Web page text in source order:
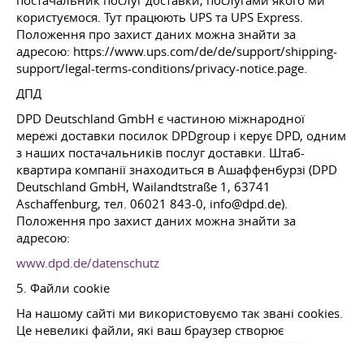
користуємося. Тут працюють UPS та UPS Express.
Положення про захист даних можна знайти за
адресою: https://www.ups.com/de/de/support/shipping-
support/legal-terms-conditions/privacy-notice.page.
ДПД
DPD Deutschland GmbH є частиною міжнародної
мережі доставки посилок DPDgroup і керує DPD, одним
з наших постачальників послуг доставки. Штаб-
квартира компанії знаходиться в Ашаффенбурзі (DPD
Deutschland GmbH, Wailandtstraße 1, 63741
Aschaffenburg, тел. 06021 843-0, info@dpd.de).
Положення про захист даних можна знайти за
адресою:
www.dpd.de/datenschutz
5. Файли cookie
На нашому сайті ми використовуємо так звані cookies.
Це невеликі файли, які ваш браузер створює